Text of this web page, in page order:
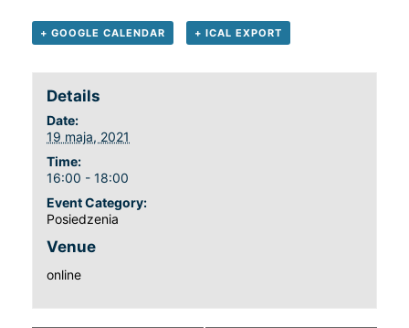
+ GOOGLE CALENDAR + ICAL EXPORT
Details
Date:
19 maja, 2021
Time:
16:00 - 18:00
Event Category:
Posiedzenia
Venue
online